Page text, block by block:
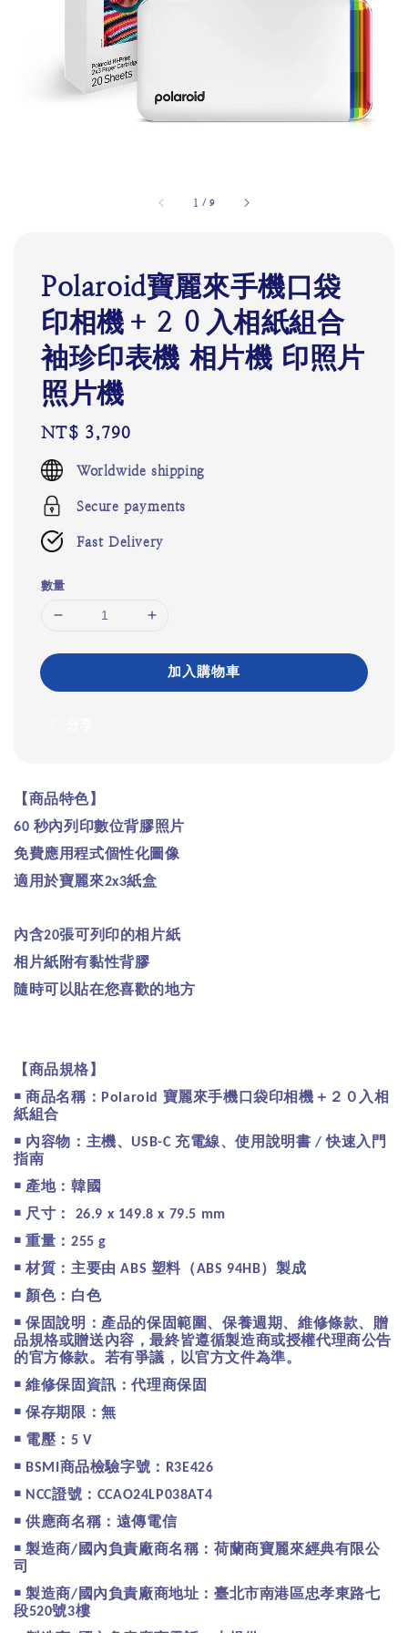
1 /9
Polaroid寶麗來手機口袋
印相機＋２０入相紙組合
袖珍印表機 相片機 印照片
照片機
Regular
price
NT$ 3,790
Worldwide shipping
Secure payments
Fast Delivery
數量
加入購物車
【商品特色】
60 秒內列印數位背膠照片
免費應用程式個性化圖像
適用於寶麗來2x3紙盒
內含20張可列印的相片紙
相片紙附有黏性背膠
隨時可以貼在您喜歡的地方
【商品規格】
￭ 商品名稱： Polaroid 寶麗來手機口袋印相機＋２０入相
紙組合
￭ 內容物：主機、 USB-C 充電線、使用說明書 /快速入門
指南
￭ 產地：韓國
￭ 尺寸： 26.9 x 149.8 x 79.5 mm
￭ 重量：255 g
￭ 材質：主要由 ABS 塑料（ABS 94HB）製成
￭ 顏色：白色
￭ 保固說明：產品的保固範圍、保養週期、維修條款、贈
品規格或贈送內容，最終皆遵循製造商或授權代理商公告
的官方條款。若有爭議，以官方文件為準。
￭ 維修保固資訊：代理商保固
￭ 保存期限：無
￭ 電壓：5 V
￭ BSMI 商品檢驗字號： R3E426
￭ NCC證號： CCAO24LP038AT4
￭ 供應商名稱：遠傳電信
￭ 製造商/ 國內負責廠商名稱：荷蘭商寶麗來經典有限公
司
￭ 製造商/ 國內負責廠商地址：臺北市南港區忠孝東路七
段520號3樓